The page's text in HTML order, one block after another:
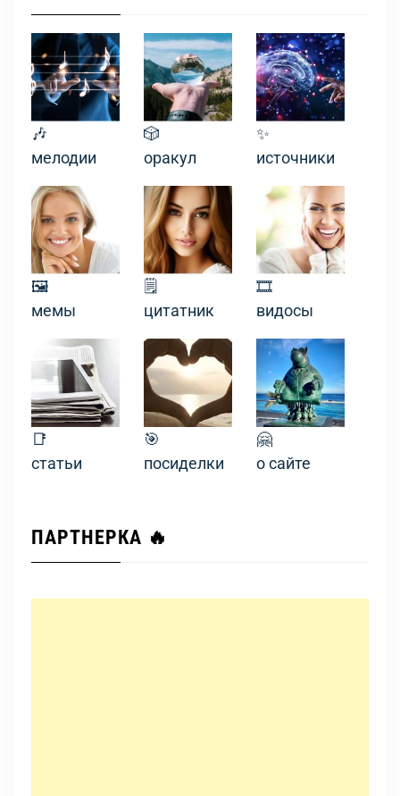
🎶
мелодии
🎲
оракул
✨
источники
🖼
мемы
🗒
цитатник
🎞
видосы
📑
статьи
🎯
посиделки
🤗
о сайте
ПАРТНЕРКА 🔥